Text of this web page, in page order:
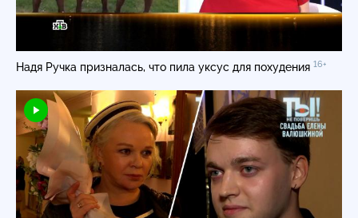
Надя Ручка призналась, что пила уксус для похудения 16+